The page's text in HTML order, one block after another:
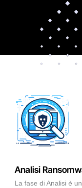
Analisi
La fase di Analisi è